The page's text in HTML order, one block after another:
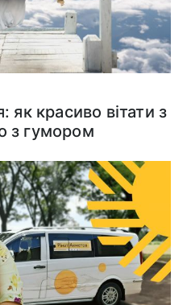
як красиво вітати з
з гумором